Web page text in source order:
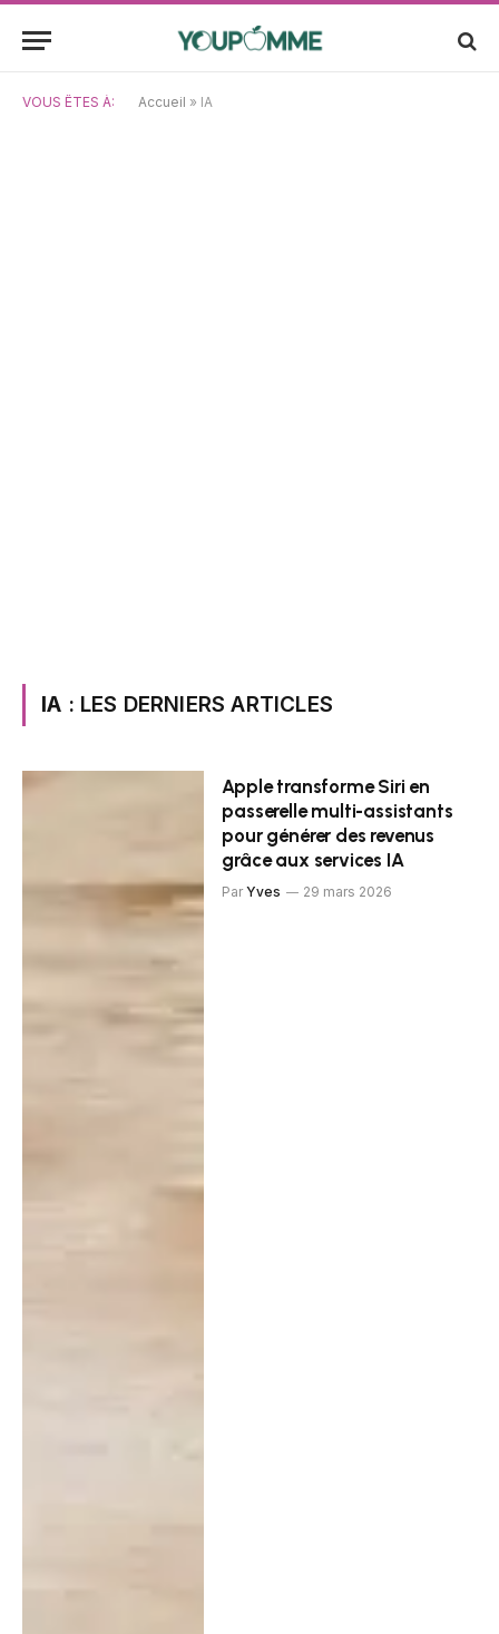
VOUS ÊTES À: Accueil » IA
IA : LES DERNIERS ARTICLES
Apple transforme Siri en
passerelle multi-assistants
pour générer des revenus
grâce aux services IA
Par Yves 29 mars 2026